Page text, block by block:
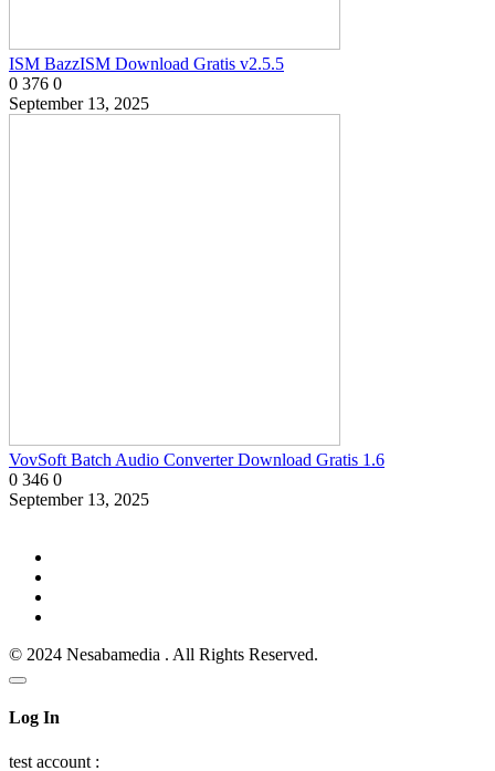
ISM BazzISM Download Gratis v2.5.5
0 376 0
September 13, 2025
VovSoft Batch Audio Converter Download Gratis 1.6
0 346 0
September 13, 2025
© 2024 Nesabamedia . All Rights Reserved.
Log In
test account :